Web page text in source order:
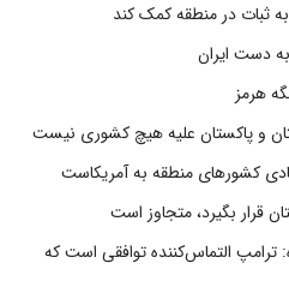
ثبات در منطقه کمک کند
هرمز
و پاکستان علیه هیچ کشوری نیست
کشورهای منطقه به آمریکاست
قرار بگیرد، متجاوز است
ترامپ التماس‌کننده توافقی است که